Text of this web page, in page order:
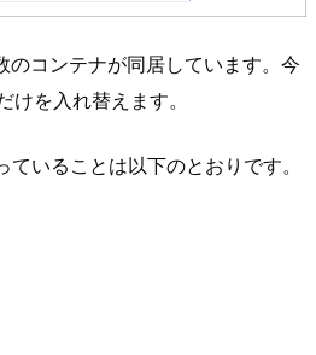
のコンテナが同居しています。今
を入れ替えます。
いることは以下のとおりです。